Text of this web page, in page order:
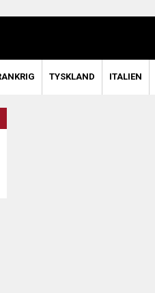
TYSKLAND ITALIEN